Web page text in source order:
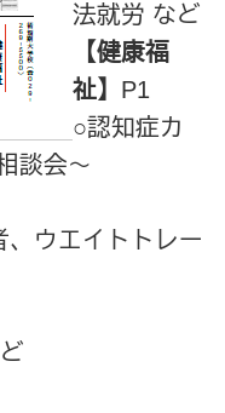
法就労 など
【健康福
祉】 P1
○認知症カ
談会～
ウエイトトレー